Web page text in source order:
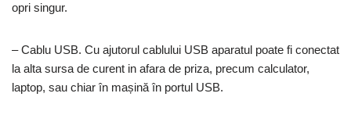
opri singur.
– Cablu USB. Cu ajutorul cablului USB aparatul poate fi conectat
la alta sursa de curent in afara de priza, precum calculator,
laptop, sau chiar în mașină în portul USB.